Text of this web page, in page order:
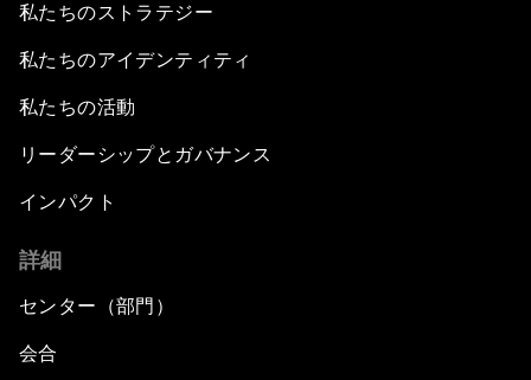
私たちのストラテジー
私たちのアイデンティティ
私たちの活動
リーダーシップとガバナンス
インパクト
詳細
センター（部門）
会合